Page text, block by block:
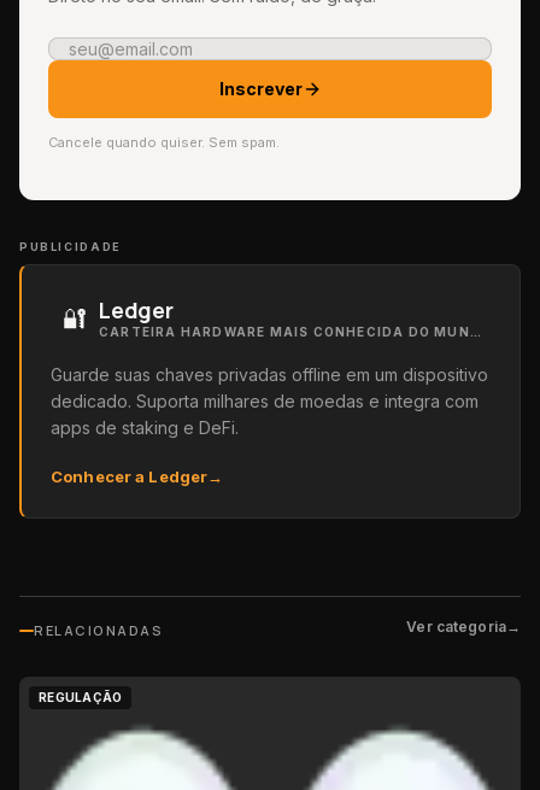
Inscrever
Cancele quando quiser. Sem spam.
PUBLICIDADE
🔐 Ledger
Guarde suas chaves privadas offline em um dispositivo
dedicado. Suporta milhares de moedas e integra com
apps de staking e DeFi.
Conhecer a Ledger→
RELACIONADAS Ver categoria→
REGULAÇÃO